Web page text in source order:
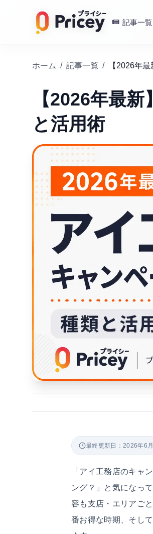
記事一覧
ホーム / 記事一覧 / 【2026年
【2026年最
と活用術
最終更新日：2026年6
「アイ工務店のキャ
ング？」と気になっ
容も支店・エリアご
番お得な時期、そし